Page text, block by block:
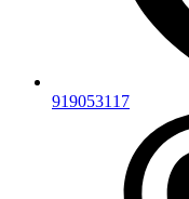
919053117